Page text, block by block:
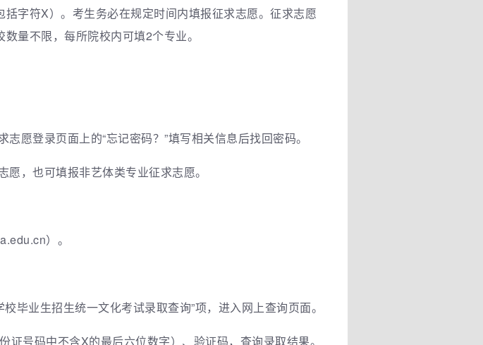
字符X）。考生务必在规定时间内填报征求志愿。征求志愿
量不限，每所院校内可填2个专业。
愿登录页面上的“忘记密码？”填写相关信息后找回密码。
，也可填报非艺体类专业征求志愿。
）。
毕业生招生统一文化考试录取查询”项，进入网上查询页面。
号码中不含X的最后六位数字）、验证码，查询录取结果。